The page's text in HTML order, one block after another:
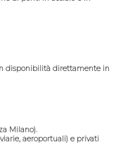
disponibilità direttamente in
Milano).
aeroportuali) e privati